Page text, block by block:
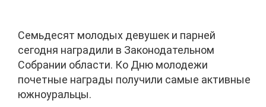
Семьдесят молодых девушек и парней
сегодня наградили в Законодательном
Собрании области. Ко Дню молодежи
почетные награды получили самые активные
южноуральцы.